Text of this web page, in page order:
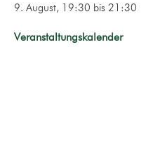
9. August, 19:30 bis 21:30
Veranstaltungskalender